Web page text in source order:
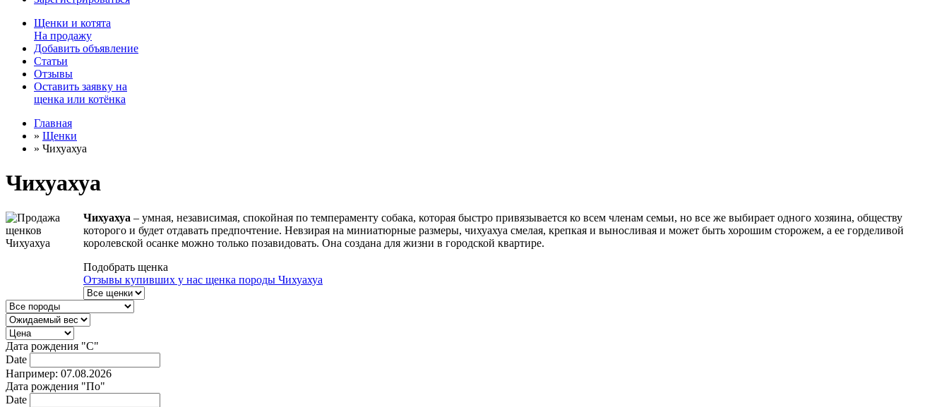
Щенки и котята
На продажу
Добавить объявление
Статьи
Отзывы
Оставить заявку на
щенка или котёнка
Главная
» Щенки
» Чихуахуа
Чихуахуа
Чихуахуа – умная, независимая, спокойная по темпераменту собака, которая быстро привязывается ко всем членам семьи, но все же выбирает одного хозяина, обществу
которого и будет отдавать предпочтение. Невзирая на миниатюрные размеры, чихуахуа смелая, крепкая и выносливая и может быть хорошим сторожем, а ее горделивой
королевской осанке можно только позавидовать. Она создана для жизни в городской квартире.
Подобрать щенка
Отзывы купивших у нас щенка породы Чихуахуа
Дата рождения "С"
Date
Например: 07.08.2026
Дата рождения "По"
Date